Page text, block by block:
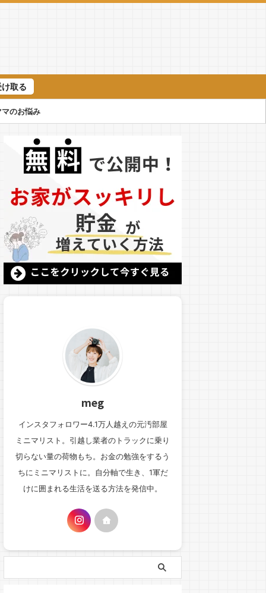
取る
マのお悩み
meg
インスタフォロワー4.1万人越えの元汚部屋
ミニマリスト。引越し業者のトラックに乗り
切らない量の荷物もち。お金の勉強をするう
ちにミニマリストに。自分軸で生き、1軍だ
けに囲まれる生活を送る方法を発信中。